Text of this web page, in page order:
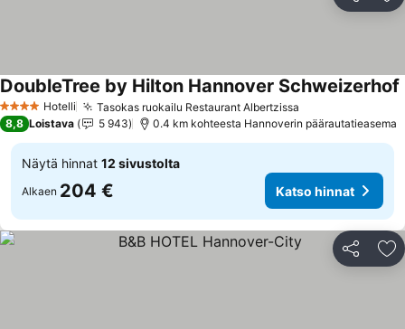
4 Tähtiluokitus
Hotelli Tasokas ruokailu Restaurant Albertzissa
DoubleTree by Hilton Hannover Schweizerhof
8,8 Loistava 5 943 0.4 km kohteesta Hannoverin päärautatieasema
Näytä hinnat 12 sivustolta
Alkaen 204 € Katso hinnat
Jaa